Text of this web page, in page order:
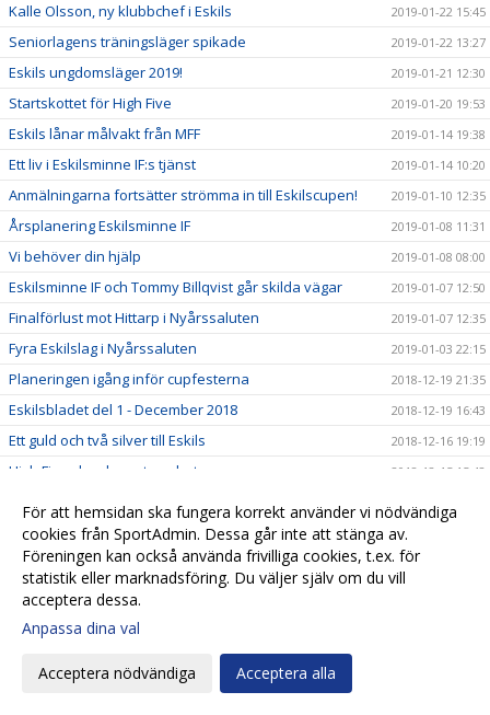
Kalle Olsson, ny klubbchef i Eskils 2019-01-22 15:45
Seniorlagens träningsläger spikade 2019-01-22 13:27
Eskils ungdomsläger 2019! 2019-01-21 12:30
Startskottet för High Five 2019-01-20 19:53
Eskils lånar målvakt från MFF 2019-01-14 19:38
Ett liv i Eskilsminne IF:s tjänst 2019-01-14 10:20
Anmälningarna fortsätter strömma in till Eskilscupen! 2019-01-10 12:35
Årsplanering Eskilsminne IF 2019-01-08 11:31
Vi behöver din hjälp 2019-01-08 08:00
Eskilsminne IF och Tommy Billqvist går skilda vägar 2019-01-07 12:50
Finalförlust mot Hittarp i Nyårssaluten 2019-01-07 12:35
Fyra Eskilslag i Nyårssaluten 2019-01-03 22:15
Planeringen igång inför cupfesterna 2018-12-19 21:35
Eskilsbladet del 1 - December 2018 2018-12-19 16:43
Ett guld och två silver till Eskils 2018-12-16 19:19
High Five ska skapa trygghet 2018-12-15 15:42
Tre Eskilslag i Senior-HM 2018-12-14 15:32
130 lag redan anmälda till Eskilscupen! 2018-12-13 11:01
I Eskilshuset finns häftiga julklappsförslag 2018-12-11 16:29
Svenska Kakels VD hyllar ordet ”Tillsammans"
LA Travel ny samarbetspartner
I Eskilshuset finns häftiga julklappsförslag
Cargorange ser fram emot fortsatt samarbete
För att hemsidan ska fungera korrekt använder vi nödvändiga
cookies från SportAdmin. Dessa går inte att stänga av.
Föreningen kan också använda frivilliga cookies, t.ex. för
statistik eller marknadsföring. Du väljer själv om du vill
acceptera dessa.
Anpassa dina val
Acceptera nödvändiga Acceptera alla